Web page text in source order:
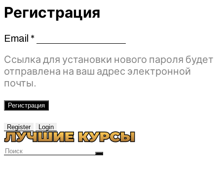
Регистрация
Email *Обязательно
Ссылка для установки нового пароля будет
отправлена ​​на ваш адрес электронной
почты.
Регистрация
Register Login